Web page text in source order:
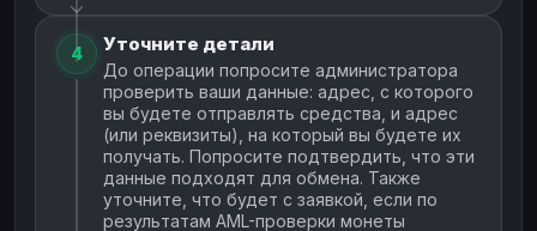
4 Уточните детали
До операции попросите администратора
проверить ваши данные: адрес, с которого
вы будете отправлять средства, и адрес
(или реквизиты), на который вы будете их
получать. Попросите подтвердить, что эти
данные подходят для обмена. Также
уточните, что будет с заявкой, если по
результатам AML-проверки монеты